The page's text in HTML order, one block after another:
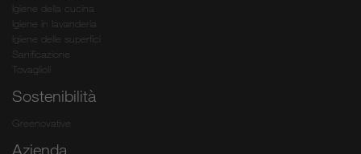
Igiene della cucina
Igiene in lavanderia
Igiene delle superfici
Sanificazione
Tovaglioli
Sostenibilità
Greenovative
Azienda